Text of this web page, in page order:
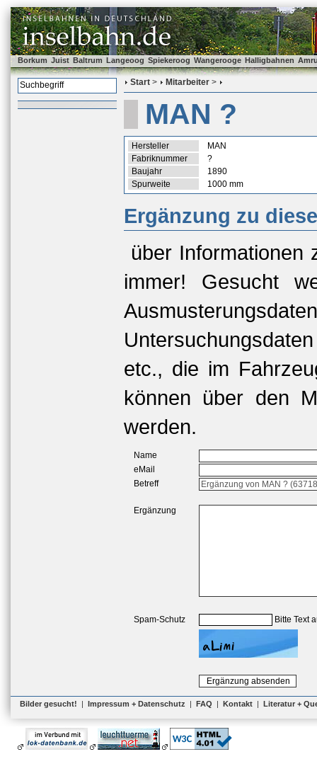
Borkum Juist Baltrum Langeoog Spiekeroog Wangerooge Halligbahnen
Start > Mitarbeiter >
MAN ?
Hersteller
MAN
Fabriknummer
?
Baujahr
1890
Spurweite
1000 mm
Ergänzung zu
über Informationen
immer! Gesucht
etc., die im
können über den
werden.
Name
eMail
Betreff
Ergänzung
Spam-Schutz Bitte Text
Bilder gesucht! | Impressum + Datenschutz | FAQ | Kontakt | Literatur +